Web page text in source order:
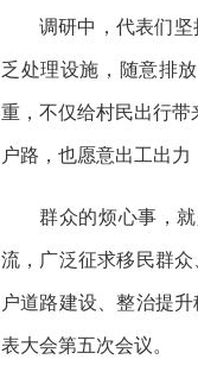
调研中，代表们
乏处理设施，随意排
重，不仅给村民出行带
户路，也愿意出工出
群众的烦心事，
流，广泛征求移民群
户道路建设、整治提
表大会第五次会议。